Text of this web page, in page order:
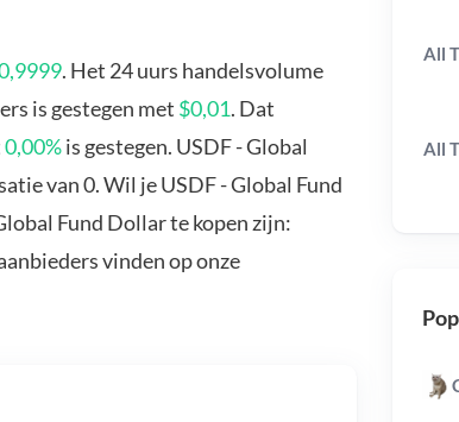
. Het 24 uurs handelsvolume
is gestegen met $0,01. Dat
0,00%is gestegen. USDF - Global
van 0. Wil je USDF - Global Fund
Fund Dollar te kopen zijn:
vinden op onze
All
All